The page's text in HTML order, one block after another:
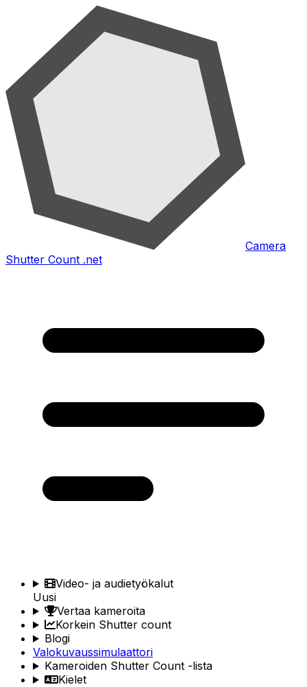
Camera
Shutter Count .net
Video- ja audietyökalut
Uusi
Vertaa kameroita
Korkein Shutter count
Blogi
Valokuvaussimulaattori
Kameroiden Shutter Count -lista
Kielet